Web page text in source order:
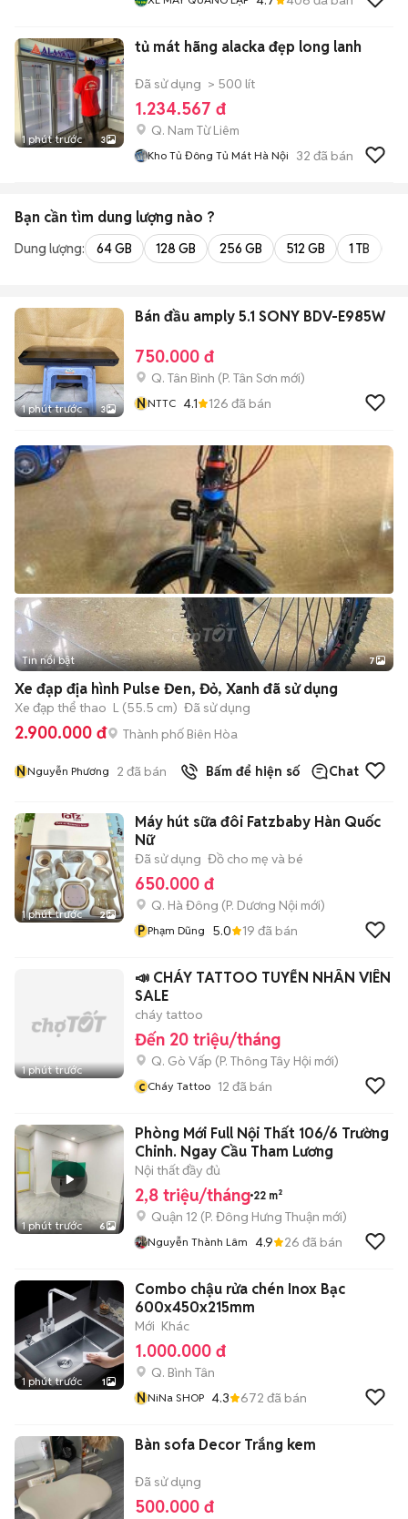
1 phút trước 3
tủ mát hãng alacka đẹp long lanh
Đã sử dụng > 500 lít
1.234.567 đ
Q. Nam Từ Liêm
Kho Tủ Đông Tủ Mát Hà Nội 32 đã bán
Bạn cần tìm dung lượng nào ?
Dung lượng: 64 GB 128 GB 256 GB 512 GB 1 TB
1 phút trước 3
Bán đầu amply 5.1 SONY BDV-E985W
750.000 đ
Q. Tân Bình (P. Tân Sơn mới)
NNTTC 4.1 126 đã bán
+2
Tin nổi bật 7
Xe đạp địa hình Pulse Đen, Đỏ, Xanh đã sử dụng
Xe đạp thể thao L (55.5 cm) Đã sử dụng
2.900.000 đ Thành phố Biên Hòa
NNguyễn Phương 2 đã bán Bấm để hiện số Chat
1 phút trước 2
Máy hút sữa đôi Fatzbaby Hàn Quốc
Nữ
Đã sử dụng Đồ cho mẹ và bé
650.000 đ
Q. Hà Đông (P. Dương Nội mới)
P Phạm Dũng 5.0 19 đã bán
1 phút trước
📣 CHÁY TATTOO TUYỂN NHÂN VIÊN
SALE
cháy tattoo
Đến 20 triệu/tháng
Q. Gò Vấp (P. Thông Tây Hội mới)
c Cháy Tattoo 12 đã bán
1 phút trước 6
Phòng Mới Full Nội Thất 106/6 Trường
Chinh. Ngay Cầu Tham Lương
Nội thất đầy đủ
2,8 triệu/tháng 22 m²
Quận 12 (P. Đông Hưng Thuận mới)
Nguyễn Thành Lâm 4.9 26 đã bán
1 phút trước 1
Combo chậu rửa chén Inox Bạc
600x450x215mm
Mới Khác
1.000.000 đ
Q. Bình Tân
NNiNa SHOP 4.3 672 đã bán
Bàn sofa Decor Trắng kem
Đã sử dụng
500.000 đ